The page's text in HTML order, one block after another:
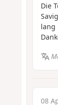
Die
lang
08